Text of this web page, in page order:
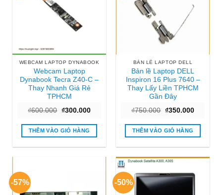
WEBCAM LAPTOP DYNABOOK
Webcam Laptop
Dynabook Tecra Z40-C –
Thay Nhanh Giá Rẻ
TPHCM
₫600.000 Giá
là:
₫600.000.
₫300.000Giá
tại
₫300.000.
THÊM VÀO GIỎ HÀNG
BẢN LỀ LAPTOP DELL
Bản lề Laptop DELL
Inspiron 16 Plus 7640 –
Thay Lấy Liền TPHCM
Gần Đây
₫750.000 Giá
là:
₫750.000.
₫350.000Giá
tại
THÊM VÀO GIỎ HÀNG
-57% -50%